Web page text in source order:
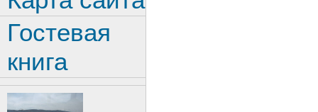
Гостевая
книга